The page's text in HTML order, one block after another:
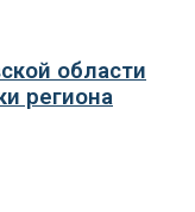
области
региона